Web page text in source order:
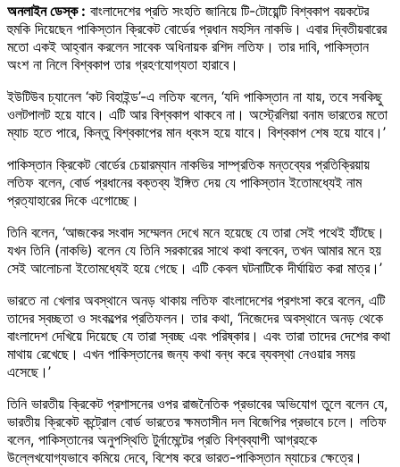
অনলাইন ডেস্ক : বাংলাদেশের প্রতি সংহতি জানিয়ে টি-টোয়েন্টি বিশ্বকাপ বয়কটের
হুমকি দিয়েছেন পাকিস্তান ক্রিকেট বোর্ডের প্রধান মহসিন নাকভি। এবার দ্বিতীয়বারের
মতো একই আহ্বান করলেন সাবেক অধিনায়ক রশিদ লতিফ। তার দাবি, পাকিস্তান
অংশ না নিলে বিশ্বকাপ তার গ্রহণযোগ্যতা হারাবে।
ইউটিউব চ্যানেল ‘কট বিহাইন্ড’-এ লতিফ বলেন, ‘যদি পাকিস্তান না যায়, তবে সবকিছু
ওলটপালট হয়ে যাবে। এটি আর বিশ্বকাপ থাকবে না। অস্ট্রেলিয়া বনাম ভারতের মতো
ম্যাচ হতে পারে, কিন্তু বিশ্বকাপের মান ধ্বংস হয়ে যাবে। বিশ্বকাপ শেষ হয়ে যাবে।’
পাকিস্তান ক্রিকেট বোর্ডের চেয়ারম্যান নাকভির সাম্প্রতিক মন্তব্যের প্রতিক্রিয়ায়
লতিফ বলেন, বোর্ড প্রধানের বক্তব্য ইঙ্গিত দেয় যে পাকিস্তান ইতোমধ্যেই নাম
প্রত্যাহারের দিকে এগোচ্ছে।
তিনি বলেন, ‘আজকের সংবাদ সম্মেলন দেখে মনে হয়েছে যে তারা সেই পথেই হাঁটছে।
যখন তিনি (নাকভি) বলেন যে তিনি সরকারের সাথে কথা বলবেন, তখন আমার মনে হয়
সেই আলোচনা ইতোমধ্যেই হয়ে গেছে। এটি কেবল ঘটনাটিকে দীর্ঘায়িত করা মাত্র।’
ভারতে না খেলার অবস্থানে অনড় থাকায় লতিফ বাংলাদেশের প্রশংসা করে বলেন, এটি
তাদের স্বচ্ছতা ও সংকল্পের প্রতিফলন। তার কথা, ‘নিজেদের অবস্থানে অনড় থেকে
বাংলাদেশ দেখিয়ে দিয়েছে যে তারা স্বচ্ছ এবং পরিষ্কার। এবং তারা তাদের দেশের কথা
মাথায় রেখেছে। এখন পাকিস্তানের জন্য কথা বন্ধ করে ব্যবস্থা নেওয়ার সময়
এসেছে।’
তিনি ভারতীয় ক্রিকেট প্রশাসনের ওপর রাজনৈতিক প্রভাবের অভিযোগ তুলে বলেন যে,
ভারতীয় ক্রিকেট কন্ট্রোল বোর্ড ভারতের ক্ষমতাসীন দল বিজেপির প্রভাবে চলে। লতিফ
বলেন, পাকিস্তানের অনুপস্থিতি টুর্নামেন্টের প্রতি বিশ্বব্যাপী আগ্রহকে
উল্লেখযোগ্যভাবে কমিয়ে দেবে, বিশেষ করে ভারত-পাকিস্তান ম্যাচের ক্ষেত্রে।